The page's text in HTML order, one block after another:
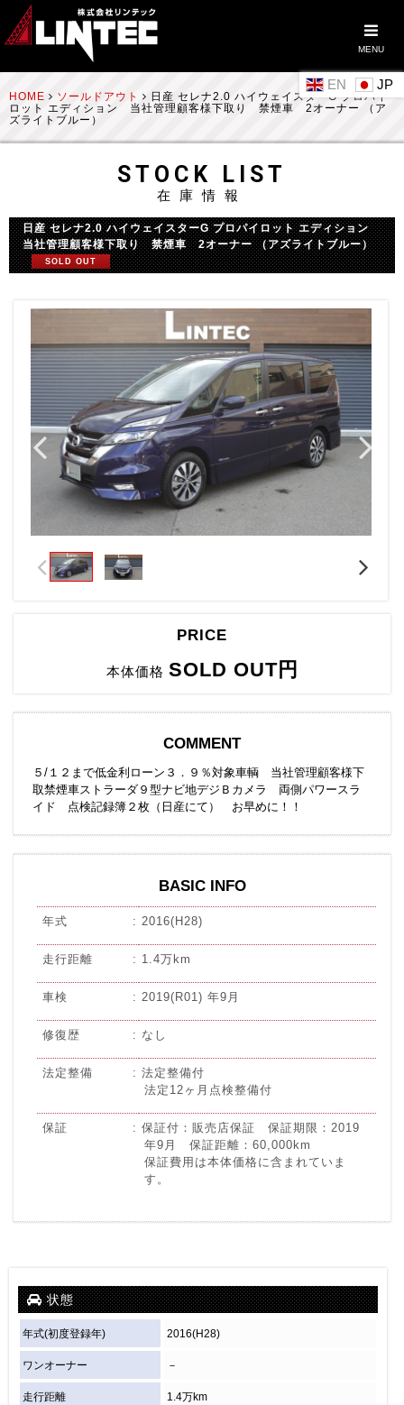
MENU
EN
HOME ソールドアウト
日産 セレナ2.0 ハイウェイスターG プロパイ
ロット エディション 当社管理顧客様下取り 禁煙車 2オーナー （ア
ズライトブルー）
STOCK LIST
在庫情報
日産 セレナ2.0 ハイウェイスターG プロパイロット エディション
当社管理顧客様下取り 禁煙車 2オーナー （アズライトブルー）
SOLD OUT
PRICE
本体価格 SOLD OUT円
COMMENT
５/１２まで低金利ローン３．９％対象車輌 当社管理顧客様下
取禁煙車ストラーダ９型ナビ地デジＢカメラ 両側パワースラ
イド 点検記録簿２枚（日産にて） お早めに！！
BASIC INFO
年式 2016(H28)
走行距離 1.4万km
車検 2019(R01) 年9月
修復歴 なし
法定整備
法定整備付
法定12ヶ月点検整備付
保証
保証付：販売店保証 保証期限：2019
年9月 保証距離：60,000km
保証費用は本体価格に含まれていま
す。
状態
年式(初度登録年) 2016(H28)
ワンオーナー －
走行距離 1.4万km